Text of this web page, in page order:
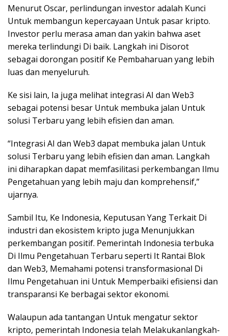
Menurut Oscar, perlindungan investor adalah Kunci
Untuk membangun kepercayaan Untuk pasar kripto.
Investor perlu merasa aman dan yakin bahwa aset
mereka terlindungi Di baik. Langkah ini Disorot
sebagai dorongan positif Ke Pembaharuan yang lebih
luas dan menyeluruh.
Ke sisi lain, Ia juga melihat integrasi AI dan Web3
sebagai potensi besar Untuk membuka jalan Untuk
solusi Terbaru yang lebih efisien dan aman.
“Integrasi AI dan Web3 dapat membuka jalan Untuk
solusi Terbaru yang lebih efisien dan aman. Langkah
ini diharapkan dapat memfasilitasi perkembangan Ilmu
Pengetahuan yang lebih maju dan komprehensif,”
ujarnya.
Sambil Itu, Ke Indonesia, Keputusan Yang Terkait Di
industri dan ekosistem kripto juga Menunjukkan
perkembangan positif. Pemerintah Indonesia terbuka
Di Ilmu Pengetahuan Terbaru seperti It Rantai Blok
dan Web3, Memahami potensi transformasional Di
Ilmu Pengetahuan ini Untuk Memperbaiki efisiensi dan
transparansi Ke berbagai sektor ekonomi.
Walaupun ada tantangan Untuk mengatur sektor
kripto, pemerintah Indonesia telah Melakukanlangkah-